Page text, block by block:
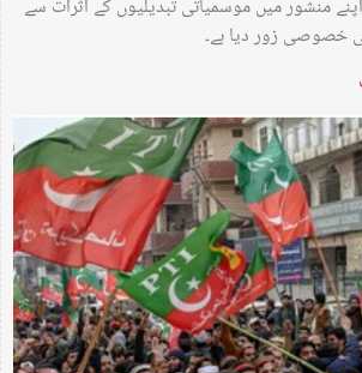
منشور میں موسمیاتی تبدیلیوں کے اثرات سے
خصوصی زور دیا ہے۔